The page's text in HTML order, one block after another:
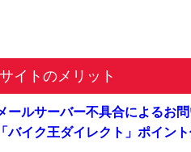
イトのメリット
ールサーバー不具合によるお
「バイク王ダイレクト」 ポイン